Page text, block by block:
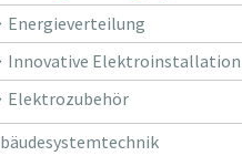
Energieverteilung
Innovative Elektroinstallation
Elektrozubehör